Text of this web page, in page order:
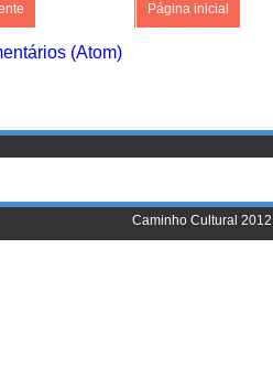
Página inicial
(Atom)
Caminho Cultural